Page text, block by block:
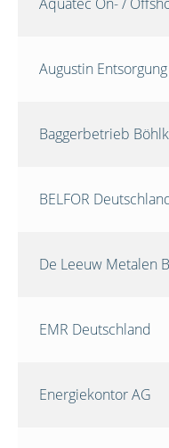
Augustin
Baggerbetrieb
BELFOR
De Leeuw Metalen
EMR Deutschland
Energiekontor AG